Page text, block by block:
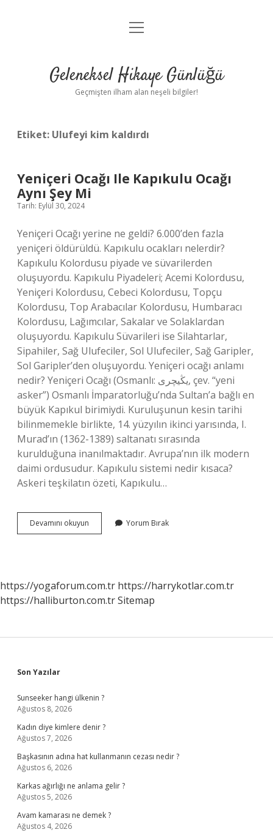
Anasayfa
Yasal Uyarı
menüyü
Geleneksel Hikaye Günlüğü
Geçmişten ilham alan neşeli bilgiler!
Etiket: Ulufeyi kim kaldırdı
Yeniçeri Ocağı Ile Kapıkulu Ocağı
Aynı Şey Mi
Tarih: Eylül 30, 2024
Yeniçeri Ocağı yerine ne geldi? 6.000’den fazla
yeniçeri öldürüldü. Kapıkulu ocakları nelerdir?
Kapıkulu Kolordusu piyade ve süvarilerden
oluşuyordu. Kapıkulu Piyadeleri; Acemi Kolordusu,
Yeniçeri Kolordusu, Cebeci Kolordusu, Topçu
Kolordusu, Top Arabacılar Kolordusu, Humbaracı
Kolordusu, Lağımcılar, Sakalar ve Solaklardan
oluşuyordu. Kapıkulu Süvarileri ise Silahtarlar,
Sipahiler, Sağ Ulufeciler, Sol Ulufeciler, Sağ Garipler,
Sol Garipler’den oluşuyordu. Yeniçeri ocağı anlamı
nedir? Yeniçeri Ocağı (Osmanlı: یڭیچری, çev. “yeni
asker”) Osmanlı İmparatorluğu’nda Sultan’a bağlı en
büyük Kapıkul birimiydi. Kuruluşunun kesin tarihi
bilinmemekle birlikte, 14. yüzyılın ikinci yarısında, I.
Murad’ın (1362-1389) saltanatı sırasında
kurulduğuna inanılmaktadır. Avrupa’nın ilk modern
daimi ordusudur. Kapıkulu sistemi nedir kısaca?
Askeri teşkilatın özeti, Kapıkulu…
Devamını okuyun Yeniçeri
Ocağı
Şey
Mi
Yorum Bırak
https://yogaforum.com.tr https://harrykotlar.com.tr
https://halliburton.com.trSitemap
Sidebar
Son Yazılar
Sunseeker hangi ülkenin ?
Ağustos 8, 2026
Kadın diye kimlere denir ?
Ağustos 7, 2026
Başkasının adına hat kullanmanın cezası nedir ?
Ağustos 6, 2026
Karkas ağırlığı ne anlama gelir ?
Ağustos 5, 2026
Avam kamarası ne demek ?
Ağustos 4, 2026